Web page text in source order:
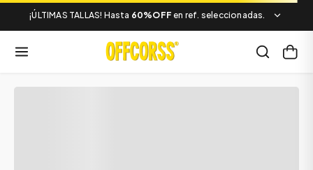
¡ÚLTIMAS TALLAS! Hasta 60%OFF en ref. seleccionadas.